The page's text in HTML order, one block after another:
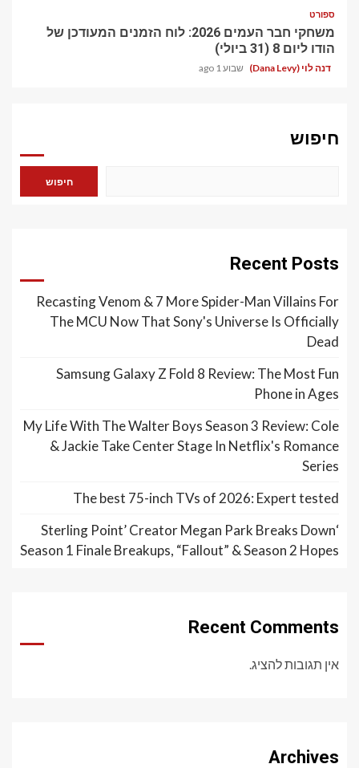
ספורט
משחקי חבר העמים 2026: לוח הזמנים המעודכן של
הודו ליום 8 (31 ביולי)
דנה לוי (Dana Levy) שבוע 1 ago
חיפוש
חיפוש
Recent Posts
Recasting Venom & 7 More Spider-Man Villains For
The MCU Now That Sony's Universe Is Officially
Dead
Samsung Galaxy Z Fold 8 Review: The Most Fun
Phone in Ages
My Life With The Walter Boys Season 3 Review: Cole
& Jackie Take Center Stage In Netflix's Romance
Series
The best 75-inch TVs of 2026: Expert tested
‘Sterling Point’ Creator Megan Park Breaks Down
Season 1 Finale Breakups, “Fallout” & Season 2 Hopes
Recent Comments
אין תגובות להציג.
Archives